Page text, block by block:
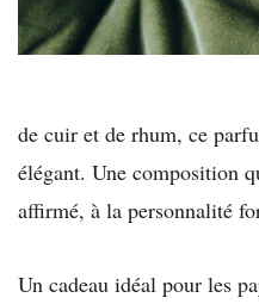
de cuir et de rhum, ce
élégant. Une composition
affirmé, à la personnalité
Un cadeau idéal pour les